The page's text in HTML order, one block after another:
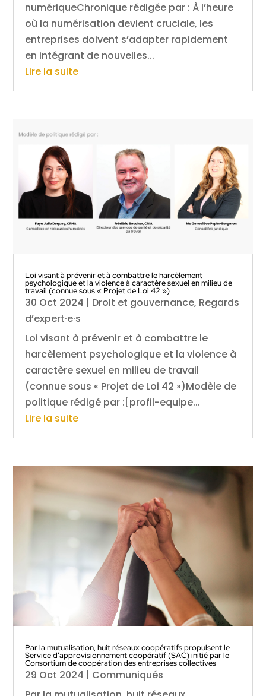
numériqueChronique rédigée par : À l’heure
où la numérisation devient cruciale, les
entreprises doivent s’adapter rapidement
en intégrant de nouvelles...
Lire la suite
Loi visant à prévenir et à combattre le harcèlement
psychologique et la violence à caractère sexuel en milieu de
travail (connue sous « Projet de Loi 42 »)
30 Oct 2024 | Droit et gouvernance, Regards
d’expert·e·s
Loi visant à prévenir et à combattre le
harcèlement psychologique et la violence à
caractère sexuel en milieu de travail
(connue sous « Projet de Loi 42 »)Modèle de
politique rédigé par :[profil-equipe...
Lire la suite
Par la mutualisation, huit réseaux coopératifs propulsent le
Service d’approvisionnement coopératif (SAC) initié par le
Consortium de coopération des entreprises collectives
29 Oct 2024 | Communiqués